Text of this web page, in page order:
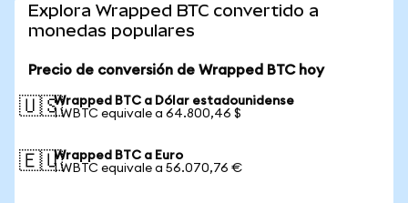
Explora Wrapped BTC convertido a
monedas populares
Precio de conversión de Wrapped BTC hoy
🇺🇸Wrapped BTC a Dólar estadounidense
1 WBTC equivale a 64.800,46 $
🇪🇺Wrapped BTC a Euro
1 WBTC equivale a 56.070,76 €